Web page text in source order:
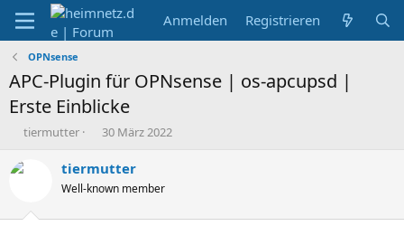
Anmelden Registrieren
OPNsense
APC-Plugin für OPNsense | os-apcupsd |
Erste Einblicke
E
s
tiermutter
E
s
e
30 März 2022
tiermutter
Well-known member